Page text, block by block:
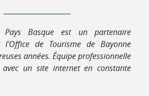
Basque est un partenaire
de Tourisme de Bayonne
années. Équipe professionnelle
avec un site internet en constante